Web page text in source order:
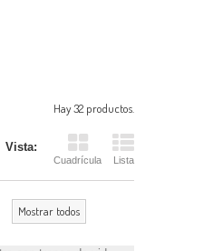
Hay 32 productos.
Vista:
Cuadrícula Lista
Mostrar todos